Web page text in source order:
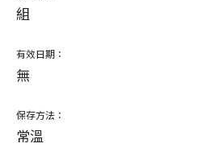
組
有效日期：
無
保存方法：
常溫